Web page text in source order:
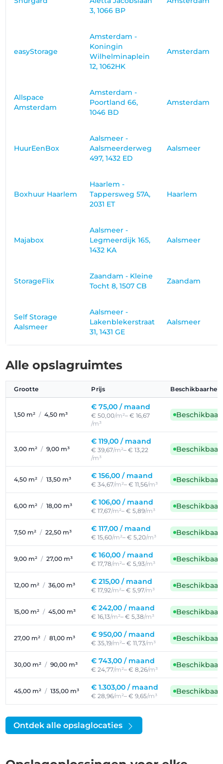
3, 1066 BP
easyStorage
Amsterdam -
Koningin
Wilhelminaplein
12, 1062HK
Amsterdam
Allspace
Amsterdam
Amsterdam -
Poortland 66,
1046 BD
Amsterdam
HuurEenBox
Aalsmeer -
Aalsmeerderweg
497, 1432 ED
Aalsmeer
Boxhuur Haarlem
Haarlem -
Tappersweg 57A,
2031 ET
Haarlem
Majabox
Aalsmeer -
Legmeerdijk 165,
1432 KA
Aalsmeer
StorageFlix
Zaandam - Kleine
Tocht 8, 1507 CB
Zaandam
Self Storage
Aalsmeer
Aalsmeer -
Lakenblekerstraat
31, 1431 GE
Aalsmeer
Alle opslagruimtes
Grootte Prijs Beschikbaarheid
1,50 m² / 4,50 m³
€ 75,00 / maand
€ 50,00/m²– € 16,67
/m³
Beschikbaar
3,00 m² / 9,00 m³
€ 119,00 / maand
€ 39,67/m²– € 13,22
/m³
Beschikbaar
4,50 m² / 13,50 m³ € 156,00 / maand
€ 34,67/m²– € 11,56/m³
Beschikbaar
6,00 m² / 18,00 m³ € 106,00 / maand
€ 17,67/m²– € 5,89/m³
Beschikbaar
7,50 m² / 22,50 m³ € 117,00 / maand
€ 15,60/m²– € 5,20/m³
Beschikbaar
9,00 m² / 27,00 m³ € 160,00 / maand
€ 17,78/m²– € 5,93/m³
Beschikbaar
12,00 m² / 36,00 m³ € 215,00 / maand
€ 17,92/m²– € 5,97/m³
Beschikbaar
15,00 m² / 45,00 m³ € 242,00 / maand
€ 16,13/m²– € 5,38/m³
Beschikbaar
27,00 m² / 81,00 m³ € 950,00 / maand
€ 35,19/m²– € 11,73/m³
Beschikbaar
30,00 m² / 90,00 m³ € 743,00 / maand
€ 24,77/m²– € 8,26/m³
Beschikbaar
45,00 m² / 135,00 m³ € 1.303,00 / maand
€ 28,96/m²– € 9,65/m³
Beschikbaar
Ontdek alle opslaglocaties